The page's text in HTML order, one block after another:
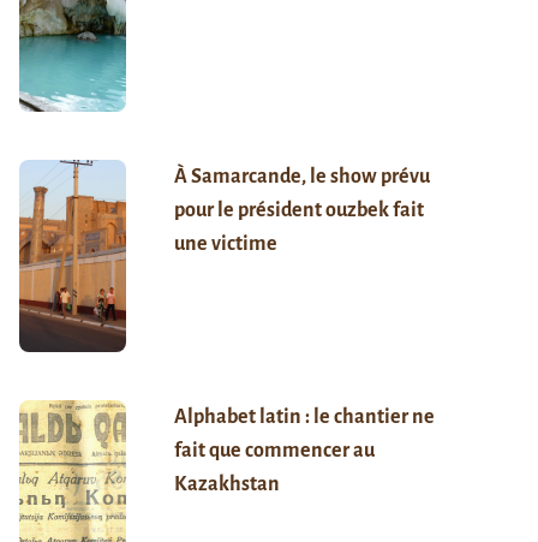
À Samarcande, le show prévu
pour le président ouzbek fait
une victime
Alphabet latin : le chantier ne
fait que commencer au
Kazakhstan